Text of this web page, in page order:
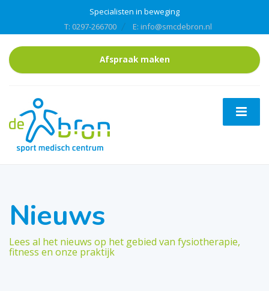
Specialisten in beweging
T: 0297-266700
E: info@smcdebron.nl
Afspraak maken
Nieuws
Lees al het nieuws op het gebied van fysiotherapie,
fitness en onze praktijk